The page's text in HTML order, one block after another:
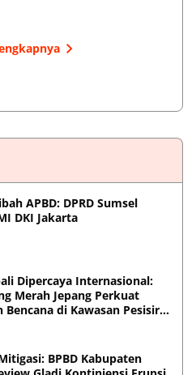
APBD: DPRD Sumsel
DKI Jakarta
Dipercaya Internasional:
Merah Jepang Perkuat
Bencana di Kawasan Pesisir
BPBD Kabupaten